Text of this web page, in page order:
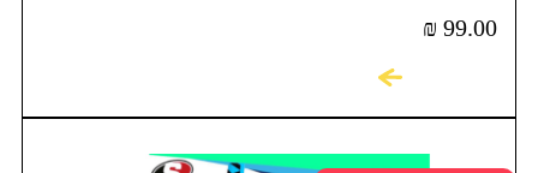
₪ 99.00